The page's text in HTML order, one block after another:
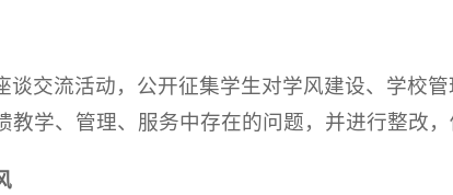
谈交流活动，公开征集学生对学风建设、学校
学、管理、服务中存在的问题，并进行整改，